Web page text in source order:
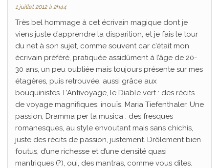
1 juillet 2012 à 2h44
Très bel hommage à cet écrivain magique dont je
viens juste d’apprendre la disparition, et je fais le tour
du net à son sujet, comme souvent car c’était mon
écrivain préféré, pratiquée assidûment à l’âge de 20-
30 ans, un peu oubliée mais toujours présente sur mes
étagères, puis retrouvée, aussi grâce aux
bouquinistes. L’Antivoyage, le Diable vert : des récits
de voyage magnifiques, inouïs. Maria Tiefenthaler, Une
passion, Dramma per la musica : des fresques
romanesques, au style envoutant mais sans chichis,
juste des récits de passion, justement. Drôlement bien
foutus, d’une richesse et d’une densité quasi
mantriques (?), oui, des mantras, comme vous dites.